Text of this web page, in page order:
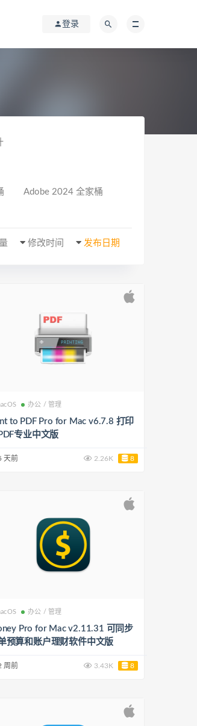
登录
Adobe 2024 全家桶
发布日期
修改时间
办公 / 管理
to PDF Pro for Mac v6.7.8 打印
专业中文版
天前 2.26K 8
办公 / 管理
Pro for Mac v2.11.31 可同步
预算和账户理财软件中文版
周前 3.43K 8